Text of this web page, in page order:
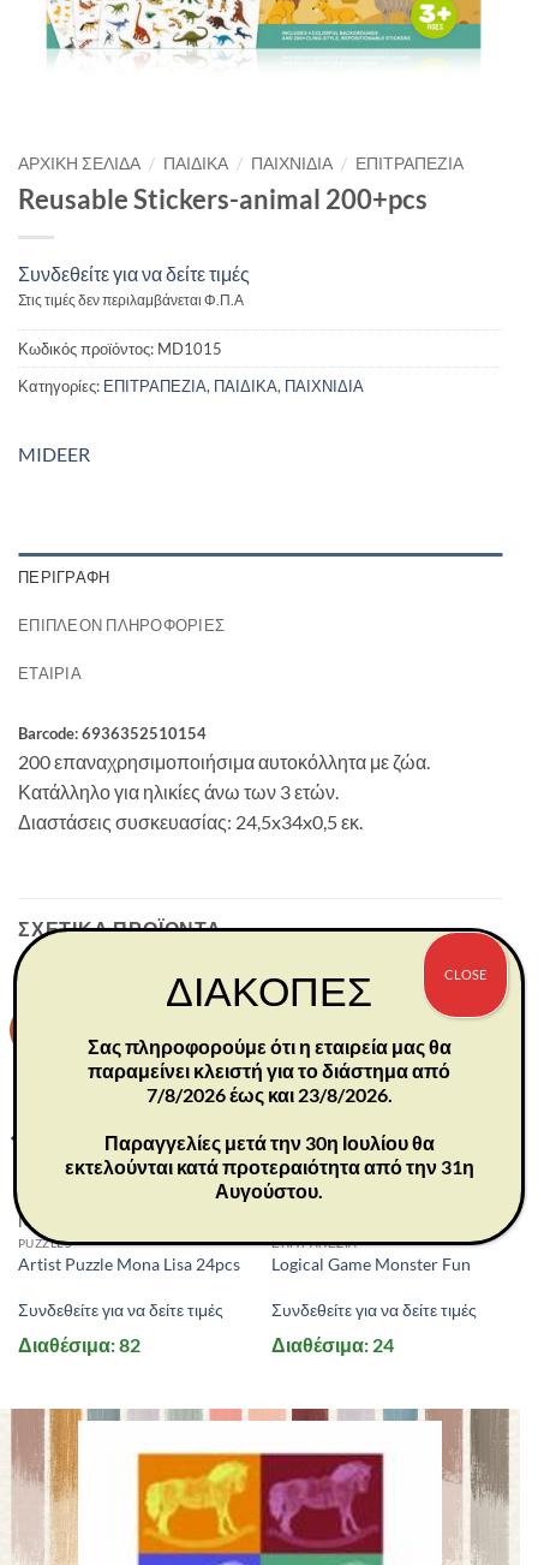
ΑΡΧΙΚΉ ΣΕΛΊΔΑ / ΠΑΙΔΙΚΑ / ΠΑΙΧΝΙΔΙΑ / ΕΠΙΤΡΑΠΕΖΙΑ
Reusable Stickers-animal 200+pcs
Συνδεθείτε για να δείτε τιμές
Στις τιμές δεν περιλαμβάνεται Φ.Π.Α
Κωδικός προϊόντος: MD1015
Κατηγορίες: ΕΠΙΤΡΑΠΕΖΙΑ, ΠΑΙΔΙΚΑ, ΠΑΙΧΝΙΔΙΑ
MIDEER
ΠΕΡΙΓΡΑΦΉ
ΕΠΙΠΛΈΟΝ ΠΛΗΡΟΦΟΡΊΕΣ
ΕΤΑΙΡΊΑ
Barcode: 6936352510154
200 επαναχρησιμοποιήσιμα αυτοκόλλητα με ζώα.
Κατάλληλο για ηλικίες άνω των 3 ετών.
Διαστάσεις συσκευασίας: 24,5x34x0,5 εκ.
ΣΧΕΤΙΚΆ ΠΡΟΪΌΝΤΑ
MD3046
PUZZLES
Artist Puzzle Mona Lisa 24pcs
Συνδεθείτε για να δείτε τιμές
Διαθέσιμα: 82
ΕΠΙΤΡΑΠΕΖΙΑ
Logical Game Monster Fun
Συνδεθείτε για να δείτε τιμές
Διαθέσιμα: 24
ΔΙΑΚΟΠΕΣ
Σας πληροφορούμε ότι η εταιρεία μας θα
παραμείνει κλειστή για το διάστημα από
7/8/2026 έως και 23/8/2026.
Παραγγελίες μετά την 30η Ιουλίου θα
εκτελούνται κατά προτεραιότητα από την 31η
Αυγούστου.
CLOSE